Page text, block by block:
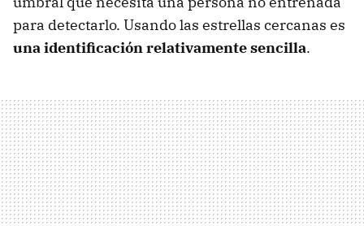
para detectarlo. Usando las estrellas cercanas es
una identificación relativamente sencilla.